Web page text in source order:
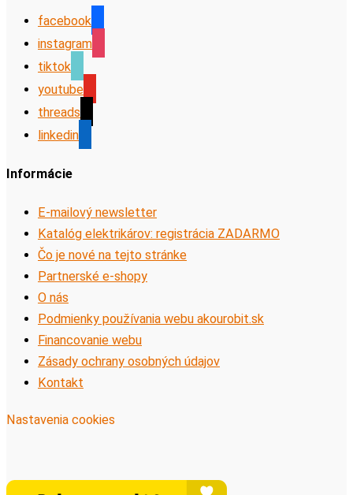
facebook
instagram
tiktok
youtube
threads
linkedin
Informácie
E-mailový newsletter
Katalóg elektrikárov: registrácia ZADARMO
Čo je nové na tejto stránke
Partnerské e-shopy
O nás
Podmienky používania webu akourobit.sk
Financovanie webu
Zásady ochrany osobných údajov
Kontakt
Nastavenia cookies